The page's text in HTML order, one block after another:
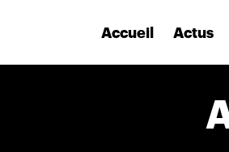
Accueil Actus